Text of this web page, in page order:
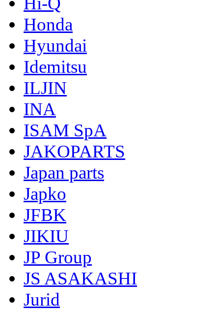
Honda
Hyundai
Idemitsu
ILJIN
INA
ISAM SpA
JAKOPARTS
Japan parts
Japko
JFBK
JIKIU
JP Group
JS ASAKASHI
Jurid